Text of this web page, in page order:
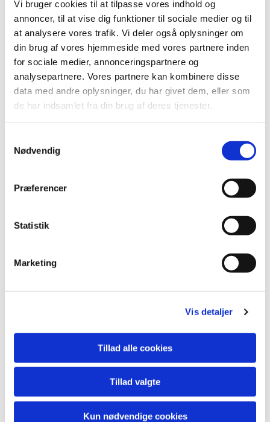
Vi bruger cookies til at tilpasse vores indhold og
annoncer, til at vise dig funktioner til sociale medier og til
at analysere vores trafik. Vi deler også oplysninger om
din brug af vores hjemmeside med vores partnere inden
for sociale medier, annonceringspartnere og
analysepartnere. Vores partnere kan kombinere disse
data med andre oplysninger, du har givet dem, eller som
de har indsamlet fra din brug af deres tjenester.
Nødvendig
Præferencer
Statistik
Marketing
Vis detaljer
Tillad alle cookies
Tillad valgte
Kun nødvendige cookies
Tegnet i Illustrator.
Postkort til Tandplejen i Støvring Kommune.
​Tegnet i Illustrator.